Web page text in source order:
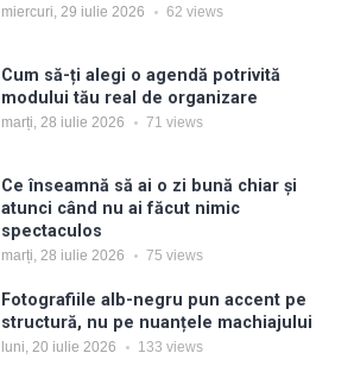
miercuri, 29 iulie 2026 62 views
Cum să-ți alegi o agendă potrivită
modului tău real de organizare
marți, 28 iulie 2026 71 views
Ce înseamnă să ai o zi bună chiar și
atunci când nu ai făcut nimic
spectaculos
marți, 28 iulie 2026 75 views
Fotografiile alb-negru pun accent pe
structură, nu pe nuanțele machiajului
luni, 20 iulie 2026 133 views